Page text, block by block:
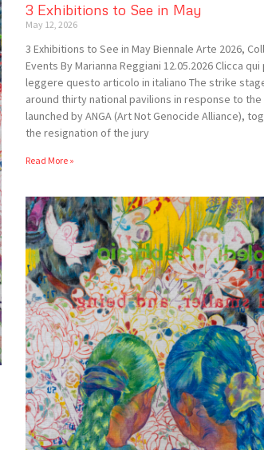
3 Exhibitions to See in May
May 12, 2026
3 Exhibitions to See in May Biennale Arte 2026,
Events By Marianna Reggiani 12.05.2026 Clicca
leggere questo articolo in italiano The strike
around thirty national pavilions in response to
launched by ANGA (Art Not Genocide Alliance),
the resignation of the jury
Read More »